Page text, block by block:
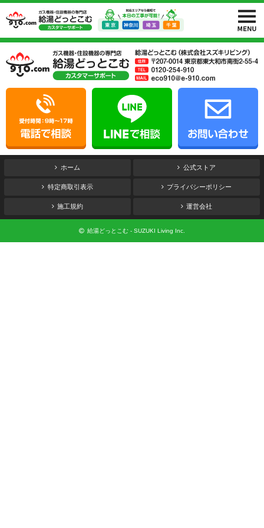
ホーム 公式ストア
特定商取引表示 プライバシーポリシー
施工規約 運営会社
給湯どっとこむ - SUZUKI Living Inc.